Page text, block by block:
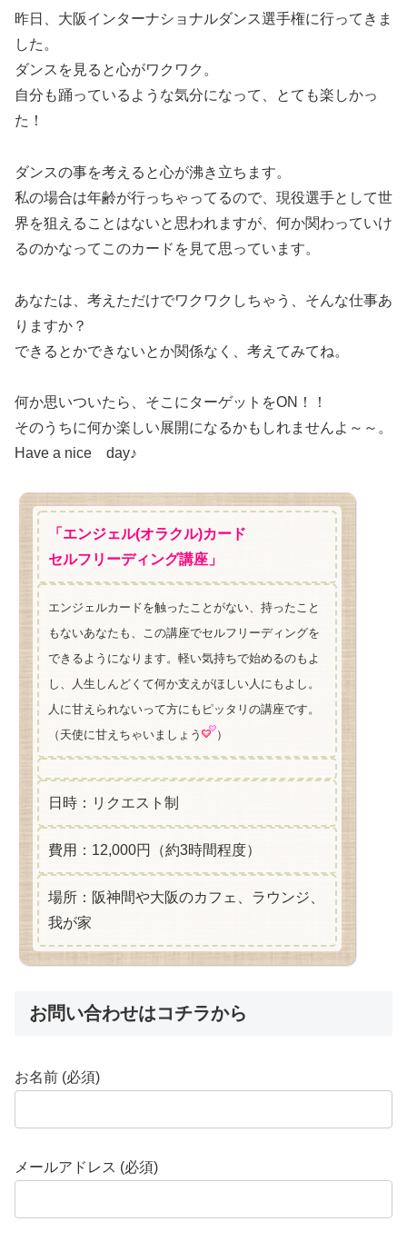
昨日、大阪インターナショナルダンス選手権に行ってきま
した。
ダンスを見ると心がワクワク。
自分も踊っているような気分になって、とても楽しかっ
た！
ダンスの事を考えると心が沸き立ちます。
私の場合は年齢が行っちゃってるので、現役選手として世
界を狙えることはないと思われますが、何か関わっていけ
るのかなってこのカードを見て思っています。
あなたは、考えただけでワクワクしちゃう、そんな仕事あ
りますか？
できるとかできないとか関係なく、考えてみてね。
何か思いついたら、そこにターゲットをON！！
そのうちに何か楽しい展開になるかもしれませんよ～～。
Have a nice day♪
「エンジェル(オラクル)カード
セルフリーディング講座」
エンジェルカードを触ったことがない、持ったこと
もないあなたも、この講座でセルフリーディングを
できるようになります。軽い気持ちで始めるのもよ
し、人生しんどくて何か支えがほしい人にもよし。
人に甘えられないって方にもピッタリの講座です。
（天使に甘えちゃいましょう
）
日時：リクエスト制
費用：12,000円（約3時間程度）
場所：阪神間や大阪のカフェ、ラウンジ、
我が家
お問い合わせはコチラから
お名前 (必須)
メールアドレス (必須)